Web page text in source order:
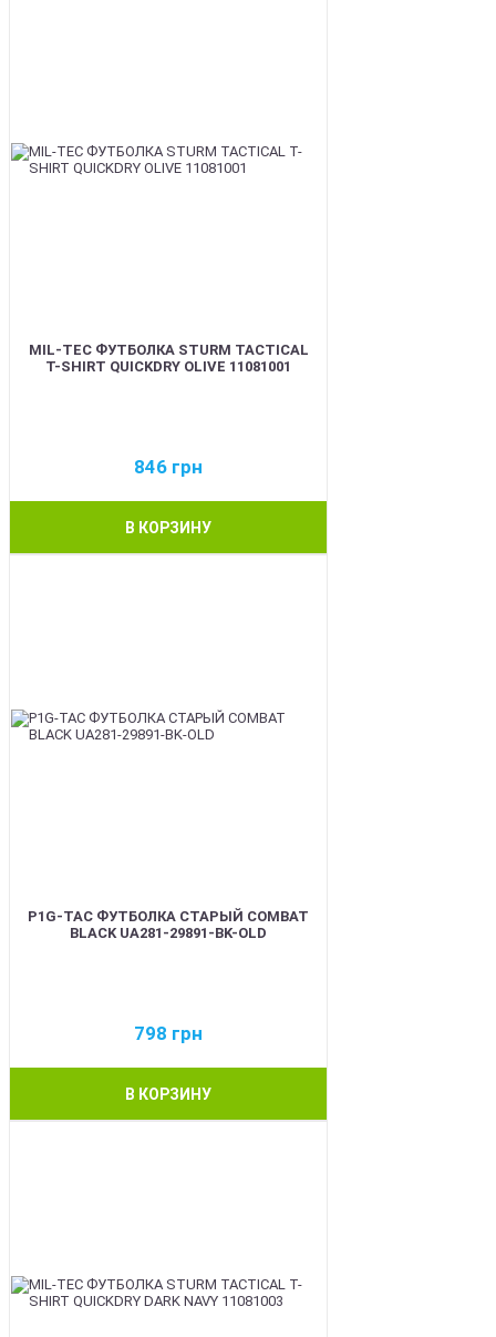
MIL-TEC ФУТБОЛКА STURM TACTICAL
T-SHIRT QUICKDRY OLIVE 11081001
846 грн
В КОРЗИНУ
P1G-TAC ФУТБОЛКА СТАРЫЙ COMBAT
BLACK UA281-29891-BK-OLD
798 грн
В КОРЗИНУ